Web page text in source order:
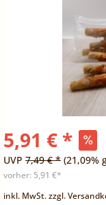
5,91 € *
UVP 7,49 € * (21,09%
vorher: 5,91 €*
inkl. MwSt.zzgl.